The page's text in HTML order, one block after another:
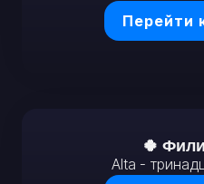
Перейти
🍀
Alta -